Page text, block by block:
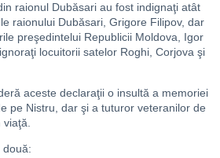
raionul Dubăsari au fost indignaţi atât
raionului Dubăsari, Grigore Filipov, dar
preşedintelui Republicii Moldova, Igor
locuitorii satelor Roghi, Corjova şi
aceste declaraţii o insultă a memoriei
pe Nistru, dar şi a tuturor veteranilor de
două: